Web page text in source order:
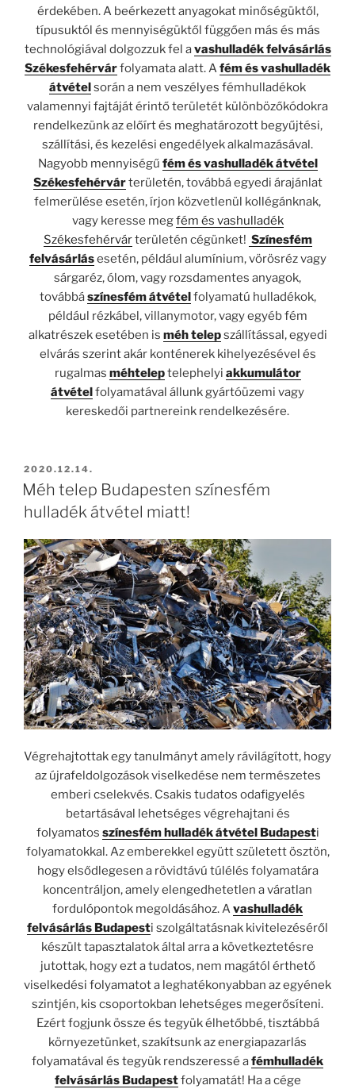
érdekében. A beérkezett anyagokat minőségüktől,
típusuktól és mennyiségüktől függően más és más
technológiával dolgozzuk fel avashulladék felvásárlás
Székesfehérvárfolyamata alatt. Afém és vashulladék
átvételsorán a nem veszélyes fémhulladékok
valamennyi fajtáját érintő területét különbözőkódokra
rendelkezünk az előírt és meghatározott begyűjtési,
szállítási, és kezelési engedélyek alkalmazásával.
Nagyobb mennyiségű fém és vashulladék átvétel
Székesfehérvárterületén, továbbá egyedi árajánlat
felmerülése esetén, írjon közvetlenül kollégánknak,
vagy keresse megfém és vashulladék
Székesfehérvárterületén cégünket! Színesfém
felvásárlásesetén, például alumínium, vörösréz vagy
sárgaréz, ólom, vagy rozsdamentes anyagok,
továbbászínesfém átvételfolyamatú hulladékok,
például rézkábel, villanymotor, vagy egyéb fém
alkatrészek esetében is méh telepszállítással, egyedi
elvárás szerint akár konténerek kihelyezésével és
rugalmas méhteleptelephelyi akkumulátor
átvételfolyamatával állunk gyártóüzemi vagy
kereskedői partnereink rendelkezésére.
BEKÜLDVE:
2020.12.14.
Méh telep Budapesten színesfém
hulladék átvétel miatt!
Végrehajtottak egy tanulmányt amely rávilágított, hogy
az újrafeldolgozások viselkedése nem természetes
emberi cselekvés. Csakis tudatos odafigyelés
betartásával lehetséges végrehajtani és
folyamatos színesfém hulladék átvétel Budapesti
folyamatokkal. Az emberekkel együtt született ösztön,
hogy elsődlegesen a rövidtávú túlélés folyamatára
koncentráljon, amely elengedhetetlen a váratlan
fordulópontok megoldásához. Avashulladék
felvásárlás Budapesti szolgáltatásnak kivitelezéséről
készült tapasztalatok által arra a következtetésre
jutottak, hogy ezt a tudatos, nem magától érthető
viselkedési folyamatot a leghatékonyabban az egyének
szintjén, kis csoportokban lehetséges megerősíteni.
Ezért fogjunk össze és tegyük élhetőbbé, tisztábbá
környezetünket, szakítsunk az energiapazarlás
folyamatával és tegyük rendszeressé afémhulladék
felvásárlás Budapestfolyamatát! Ha a cége